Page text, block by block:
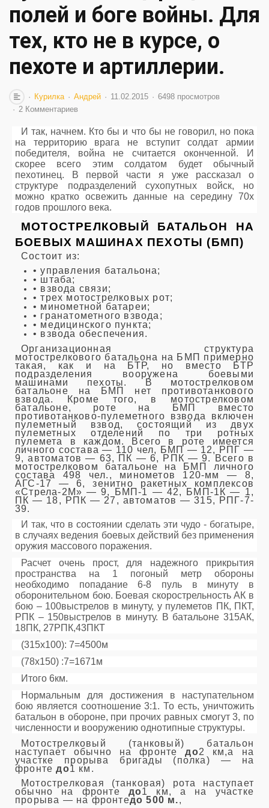
полей и боге войны. Для
тех, кто не в курсе, о
пехоте и артиллерии.
Курилка Андрей 11.02.2015
6498 просмотров
2 Комментариев
И так, начнем. Кто бы и что бы не говорил, но пока
на территорию врага не вступит солдат армии
победителя, война не считается оконченной. И
скорее всего этим солдатом будет обычный
пехотинец. В первой части я уже рассказал о
структуре подразделений сухопутных войск, но
можно кратко освежить данные на середину 70х
годов прошлого века.
МОТОСТРЕЛКОВЫЙ БАТАЛЬОН НА
БОЕВЫХ МАШИНАХ ПЕХОТЫ (БМП)
Состоит из:
• управления батальона;
• штаба;
• взвода связи;
• трех мотострелковых рот;
• минометной батареи;
• гранатометного взвода;
• медицинского пункта;
• взвода обеспечения.
Организационная структура
мотострелкового батальона на БМП примерно
такая, как и на БТР, но вместо БТР
подразделения вооружена боевыми
машинами пехоты. В мотострелковом
батальоне на БМП нет противотанкового
взвода. Кроме того, в мотострелковом
батальоне, роте на БМП вместо
противотанково-пулеметного взвода включен
пулеметный взвод, состоящий из двух
пулеметных отделений по три ротных
пулемета в каждом. Всего в роте имеется
личного состава — 110 чел, БМП — 12, РПГ —
9, автоматов — 63, ПК — 6, РПК — 9. Всего в
мотострелковом батальоне на БМП личного
состава 498 чел., минометов 120-мм — 8,
АГС-17 — 6, зенитно ракетных комплексов
«Стрела-2М» — 9, БМП-1 — 42, БМП-1К — 1,
ПК — 18, РПК — 27, автоматов — 315, РПГ-7-
39.
И так, что в состоянии сделать эти чудо - богатыре,
в случаях ведения боевых действий без применения
оружия массового поражения.
Расчет очень прост, для надежного прикрытия
пространства на 1 погоный метр обороны
необходимо попадание 6-8 пуль в минуту в
оборонительном бою. Боевая скорострельность АК в
бою – 100выстрелов в минуту, у пулеметов ПК, ПКТ,
РПК – 150выстрелов в минуту. В батальоне 315АК,
18ПК, 27РПК,43ПКТ
(315х100): 7=4500м
(78х150) :7=1671м
Итого 6км.
Нормальным для достижения в наступательном
бою является соотношение 3:1. То есть, уничтожить
батальон в обороне, при прочих равных смогут 3, по
численности и вооружению однотипные структуры.
Мотострелковый (танковый) батальон
наступает обычно на фронтедо2 км,а на
участке прорыва бригады (полка) — на
фронтедо1 км.
Мотострелковая (танковая) рота наступает
обычно на фронте до1 км, а на участке
прорыва — на фронтедо 500 м.,